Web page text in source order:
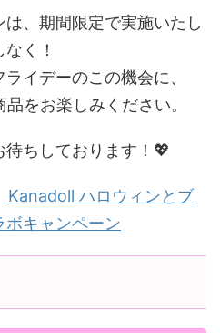
、期間限定で実施いたし
く！
イデーのこの機会に、
をお楽しみください。
ちしております！💖
Kanadoll ハロウィンとブ
ボキャンペーン